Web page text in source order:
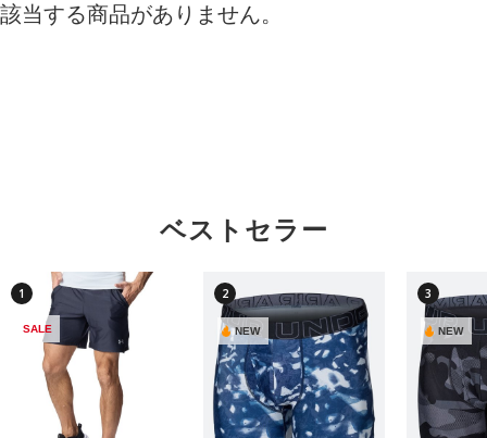
該当する商品がありません。
ベストセラー
1
SALE
2
NEW
3
NEW